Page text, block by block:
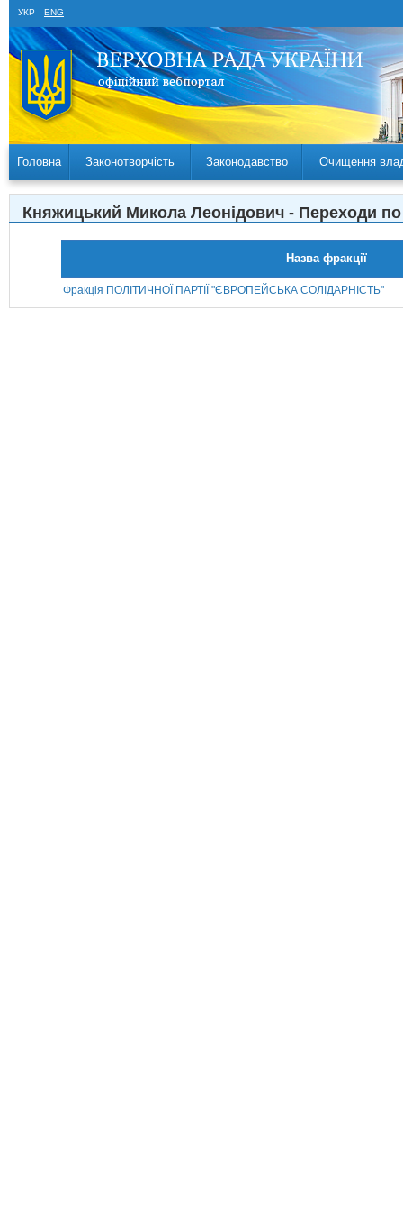
УКР ENG
Головна Законотворчість Законодавство Очищення
Княжицький Микола Леонідович - Переходи
Назва фракції
Фракція ПОЛІТИЧНОЇ ПАРТІЇ "ЄВРОПЕЙСЬКА СОЛІДАРНІСТЬ"